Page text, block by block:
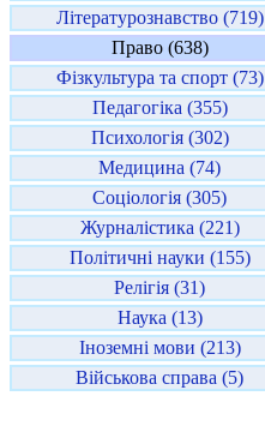
Літературознавство (719)
Право (638)
Фізкультура та спорт (73)
Педагогіка (355)
Психологія (302)
Медицина (74)
Соціологія (305)
Журналістика (221)
Політичні науки (155)
Релігія (31)
Наука (13)
Іноземні мови (213)
Військова справа (5)